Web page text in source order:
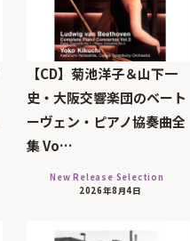
【CD】菊池洋子＆山下一
史・大阪交響楽団のベート
ーヴェン・ピアノ協奏曲全
集 Vo…
New Release Selection
2026年8月4日